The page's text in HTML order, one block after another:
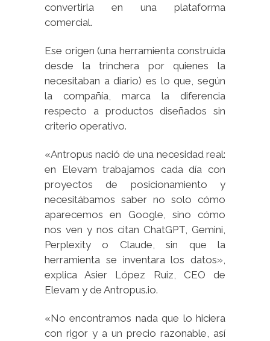
convertirla en una plataforma
comercial.
Ese origen (una herramienta construida
desde la trinchera por quienes la
necesitaban a diario) es lo que, según
la compañía, marca la diferencia
respecto a productos diseñados sin
criterio operativo.
«Antropus nació de una necesidad real:
en Elevam trabajamos cada día con
proyectos de posicionamiento y
necesitábamos saber no solo cómo
aparecemos en Google, sino cómo
nos ven y nos citan ChatGPT, Gemini,
Perplexity o Claude, sin que la
herramienta se inventara los datos»,
explica Asier López Ruiz, CEO de
Elevam y de Antropus.io.
«No encontramos nada que lo hiciera
con rigor y a un precio razonable, así